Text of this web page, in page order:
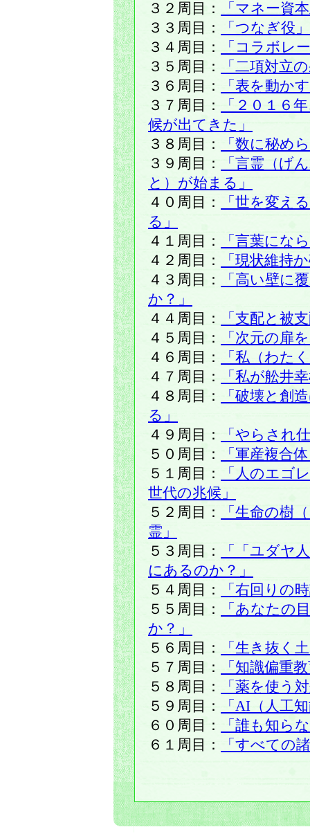
３２周目：
「マネー資
３３周目：
「つなぎ役」
３４周目：
「コラボレ
３５周目：
「二項対立
３６周目：
「表を動か
３７周目：
「２０１６
候が出てきた」
３８周目：
「数に秘め
３９周目：
「言霊（げ
と）が始まる」
４０周目：
「世を変え
る」
４１周目：
「言葉にな
４２周目：
「現状維持
４３周目：
「高い壁に
か？」
４４周目：
「支配と被
４５周目：
「次元の扉
４６周目：
「私（わた
４７周目：
「私が舩井
４８周目：
「破壊と創
る」
４９周目：
「やらされ
５０周目：
「軍産複合
５１周目：
「人のエゴ
世代の兆候」
５２周目：
「生命の樹
霊」
５３周目：
「「ユダヤ
にあるのか？」
５４周目：
「右回りの
５５周目：
「あなたの
か？」
５６周目：
「生き抜く
５７周目：
「知識偏重
５８周目：
「薬を使う
５９周目：
「AI（人工
６０周目：
「誰も知ら
６１周目：
「すべての